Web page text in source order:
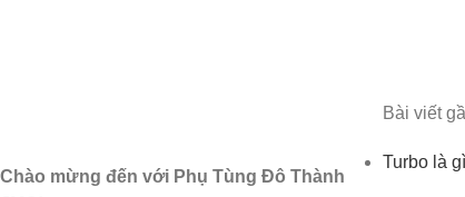
Chào mừng đến với Phụ Tùng Đô Thành
Bài viết
Turbo là